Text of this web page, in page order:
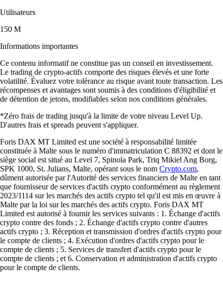
Utilisateurs
150 M
Informations importantes
Ce contenu informatif ne constitue pas un conseil en investissement.
Le trading de crypto-actifs comporte des risques élevés et une forte
volatilité. Évaluez votre tolérance au risque avant toute transaction. Les
récompenses et avantages sont soumis à des conditions d'éligibilité et
de détention de jetons, modifiables selon nos conditions générales.
*Zéro frais de trading jusqu'à la limite de votre niveau Level Up.
D'autres frais et spreads peuvent s'appliquer.
Foris DAX MT Limited est une société à responsabilité limitée
constituée à Malte sous le numéro d'immatriculation C 88392 et dont le
siège social est situé au Level 7, Spinola Park, Triq Mikiel Ang Borg,
SPK 1000, St. Julians, Malte, opérant sous le nom Crypto.com,
dûment autorisée par l'Autorité des services financiers de Malte en tant
que fournisseur de services d'actifs crypto conformément au règlement
2023/1114 sur les marchés des actifs crypto tel qu'il est mis en œuvre à
Malte par la loi sur les marchés des actifs crypto. Foris DAX MT
Limited est autorisé à fournir les services suivants : 1. Échange d'actifs
crypto contre des fonds ; 2. Échange d'actifs crypto contre d'autres
actifs crypto ; 3. Réception et transmission d'ordres d'actifs crypto pour
le compte de clients ; 4. Exécution d'ordres d'actifs crypto pour le
compte de clients ; 5. Services de transfert d'actifs crypto pour le
compte de clients ; et 6. Conservation et administration d'actifs crypto
pour le compte de clients.